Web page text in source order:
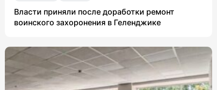
Власти приняли после доработки ремонт
воинского захоронения в Геленджике